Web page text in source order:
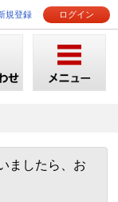
規登録 ログイン
ましたら、お